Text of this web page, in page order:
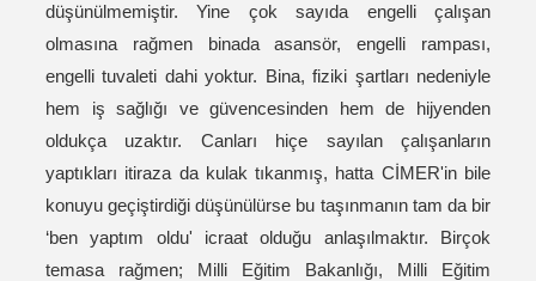
düşünülmemiştir. Yine çok sayıda engelli çalışan
olmasına rağmen binada asansör, engelli rampası,
engelli tuvaleti dahi yoktur. Bina, fiziki şartları nedeniyle
hem iş sağlığı ve güvencesinden hem de hijyenden
oldukça uzaktır. Canları hiçe sayılan çalışanların
yaptıkları itiraza da kulak tıkanmış, hatta CİMER'in bile
konuyu geçiştirdiği düşünülürse bu taşınmanın tam da bir
‘ben yaptım oldu' icraat olduğu anlaşılmaktır. Birçok
temasa rağmen; Milli Eğitim Bakanlığı, Milli Eğitim